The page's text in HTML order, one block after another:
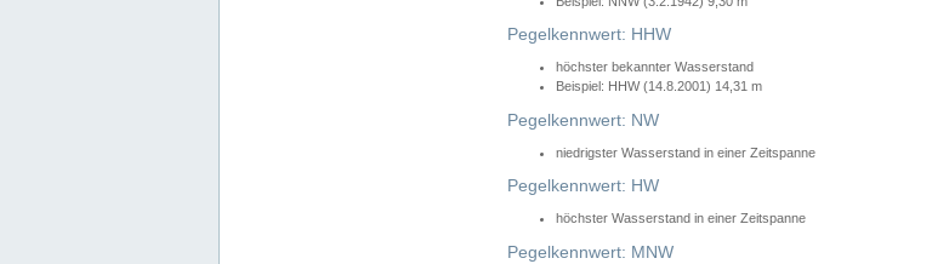
Pegelkennwert: HHW
höchster bekannter Wasserstand
Beispiel: HHW (14.8.2001) 14,31 m
Pegelkennwert: NW
niedrigster Wasserstand in einer Zeitspanne
Pegelkennwert: HW
höchster Wasserstand in einer Zeitspanne
Pegelkennwert: MNW